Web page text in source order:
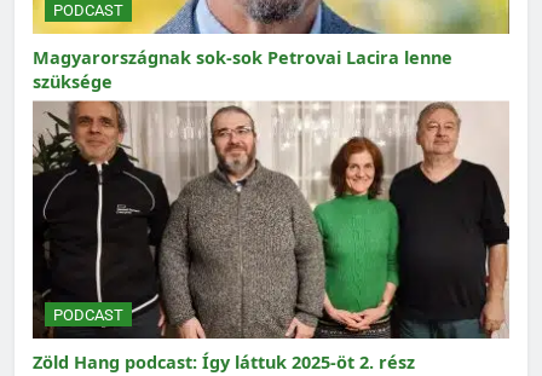
PODCAST
Magyarországnak sok-sok Petrovai Lacira lenne
szüksége
PODCAST
Zöld Hang podcast: Így láttuk 2025-öt 2. rész